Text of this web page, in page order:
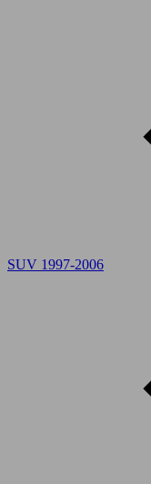
SUV 1997-2006